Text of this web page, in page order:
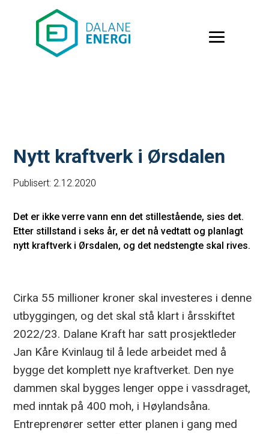
Nytt kraftverk i Ørsdalen
Publisert: 2.12.2020
Det er ikke verre vann enn det stillestående, sies det.
Etter stillstand i seks år, er det nå vedtatt og planlagt
nytt kraftverk i Ørsdalen, og det nedstengte skal rives.
Cirka 55 millioner kroner skal investeres i denne
utbyggingen, og det skal stå klart i årsskiftet
2022/23. Dalane Kraft har satt prosjektleder
Jan Kåre Kvinlaug til å lede arbeidet med å
bygge det komplett nye kraftverket. Den nye
dammen skal bygges lenger oppe i vassdraget,
med inntak på 400 moh, i Høylandsåna.
Entreprenører setter etter planen i gang med